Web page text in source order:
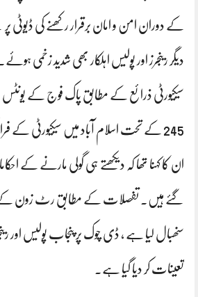
کے دوران امن و امان برقرار رکھنے کی ڈیوٹی
دیگر رینجرز اور پولیس اہلکار بھی شدید زخمی ہوئے۔
سیکیورٹی ذرائع کے مطابق پاک فوج کے
245 کے تحت اسلام آباد میں سیکیورٹی
ان کا کہنا تھا کہ دیکھتے ہی گولی مارنے کے
گئے ہیں۔ تفصلات کے مطابق رٹ زون کے
سنھبال لیا ہے ، ڈی چوک پر پنجاب پولیس اور
تعینات کر دیا گیا ہے.